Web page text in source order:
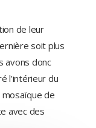
de leur
soit plus
avons donc
l’intérieur du
de
avec des